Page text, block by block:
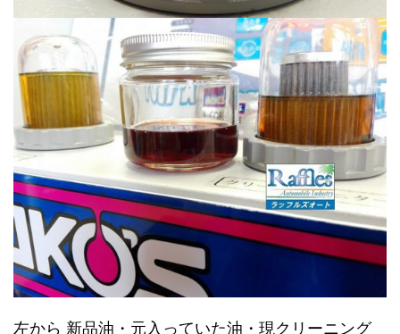
左から 新品油・元入っていた油・現クリーニング